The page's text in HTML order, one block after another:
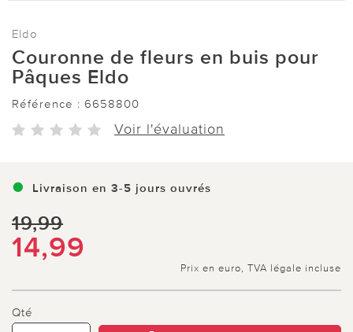
Eldo
Couronne de fleurs en buis pour
Pâques Eldo
Référence : 6658800
Voir l'évaluation
Livraison en 3-5 jours ouvrés
19,99
14,99
Prix en euro, TVA légale incluse
Qté